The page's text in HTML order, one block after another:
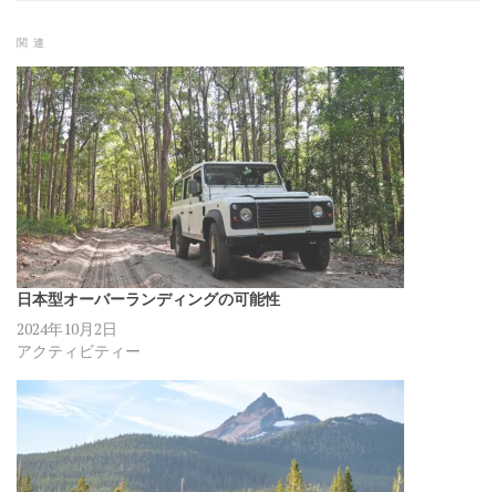
関連
日本型オーバーランディングの可能性
2024年10月2日
アクティビティー